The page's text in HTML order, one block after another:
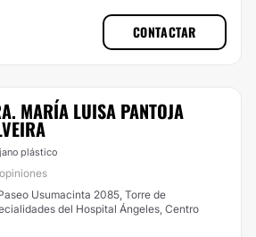
CONTACTAR
MARÍA LUISA PANTOJA
plástico
Usumacinta 2085, Torre de
del Hospital Ángeles, Centro